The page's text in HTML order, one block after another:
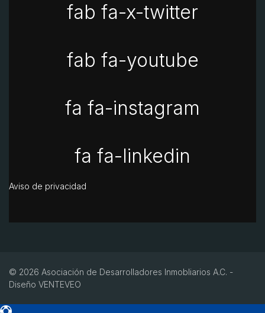
fab fa-x-twitter
fab fa-youtube
fa fa-instagram
fa fa-linkedin
Aviso de privacidad
© 2026 Asociación de Desarrolladores Inmobliarios A.C. -
Diseño VENTEVEO